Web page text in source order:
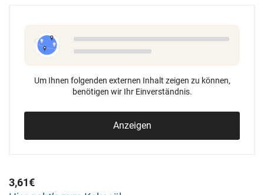
Um Ihnen folgenden externen Inhalt zeigen zu können,
benötigen wir Ihr Einverständnis.
Anzeigen
3,61€